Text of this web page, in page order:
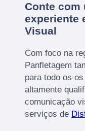
Conte com
experiente
Visual
Com foco na
Panfletagem
para todo os
altamente
comunicação
serviços de